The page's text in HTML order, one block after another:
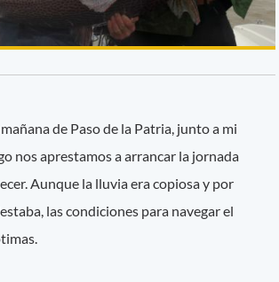
de Paso de la Patria, junto a mi
nos aprestamos a arrancar la jornada
Aunque la lluvia era copiosa y por
las condiciones para navegar el